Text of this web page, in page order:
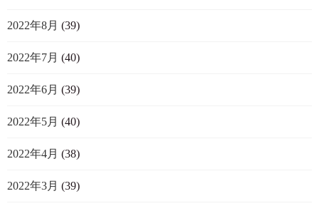
2022年8月 (39)
2022年7月 (40)
2022年6月 (39)
2022年5月 (40)
2022年4月 (38)
2022年3月 (39)